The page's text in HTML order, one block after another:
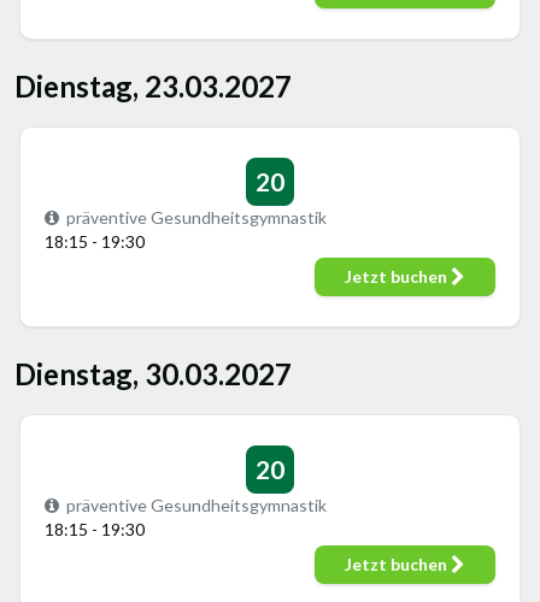
Dienstag, 23.03.2027
20
präventive Gesundheitsgymnastik
18:15 - 19:30
Jetzt buchen
Dienstag, 30.03.2027
20
präventive Gesundheitsgymnastik
18:15 - 19:30
Jetzt buchen